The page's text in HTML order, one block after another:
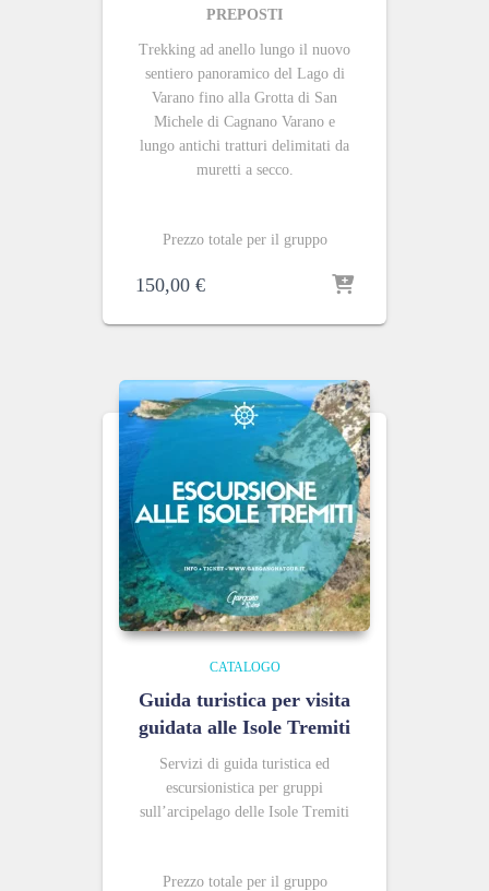
PREPOSTI
Trekking ad anello lungo il nuovo
sentiero panoramico del Lago di
Varano fino alla Grotta di San
Michele di Cagnano Varano e
lungo antichi tratturi delimitati da
muretti a secco.
Prezzo totale per il gruppo
150,00 €
CATALOGO
Guida turistica per visita
guidata alle Isole Tremiti
Servizi di guida turistica ed
escursionistica per gruppi
sull’arcipelago delle Isole Tremiti
Prezzo totale per il gruppo